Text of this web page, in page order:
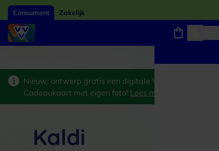
Consument Zakelijk
Nieuw: ontwerp gratis een digitale VVV
Cadeaukaart met eigen foto! Lees meer
Kaldi